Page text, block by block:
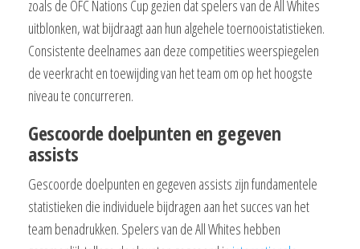
zoals de OFC Nations Cup gezien dat spelers van de All Whites
uitblonken, wat bijdraagt aan hun algehele toernooistatistieken.
Consistente deelnames aan deze competities weerspiegelen
de veerkracht en toewijding van het team om op het hoogste
niveau te concurreren.
Gescoorde doelpunten en gegeven
assists
Gescoorde doelpunten en gegeven assists zijn fundamentele
statistieken die individuele bijdragen aan het succes van het
team benadrukken. Spelers van de All Whites hebben